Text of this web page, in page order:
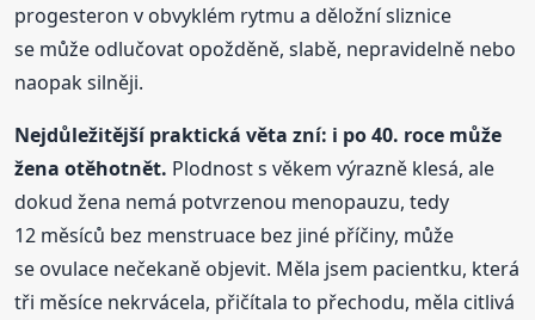
progesteron v obvyklém rytmu a děložní sliznice
se může odlučovat opožděně, slabě, nepravidelně nebo
naopak silněji.
Nejdůležitější praktická věta zní: i po 40. roce může
žena otěhotnět. Plodnost s věkem výrazně klesá, ale
dokud žena nemá potvrzenou menopauzu, tedy
12 měsíců bez menstruace bez jiné příčiny, může
se ovulace nečekaně objevit. Měla jsem pacientku, která
tři měsíce nekrvácela, přičítala to přechodu, měla citlivá